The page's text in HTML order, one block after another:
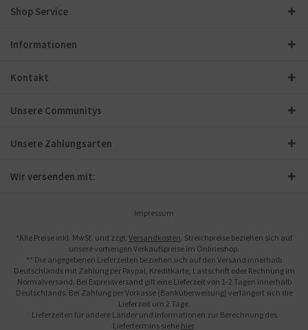
Shop Service
Informationen
Kontakt
Unsere Communitys
Unsere Zahlungsarten
Wir versenden mit:
Impressum
*Alle Preise inkl. MwSt. und zzgl. Versandkosten. Streichpreise beziehen sich auf
unsere vorherigen Verkaufspreise im Onlineshop.
** Die angegebenen Lieferzeiten beziehen sich auf den Versand innerhalb
Deutschlands mit Zahlung per Paypal, Kreditkarte, Lastschrift oder Rechnung im
Normalversand. Bei Expressversand gilt eine Lieferzeit von 1-2 Tagen innerhalb
Deutschlands. Bei Zahlung per Vorkasse (Banküberweisung) verlängert sich die
Lieferzeit um 2 Tage.
Lieferzeiten für andere Länder und Informationen zur Berechnung des
Liefertermins siehe hier.